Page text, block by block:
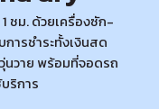
ชม. ด้วยเครื่องซัก-
ารชำระทั้งเงินสด
นวาย พร้อมที่จอดรถ
ริการ